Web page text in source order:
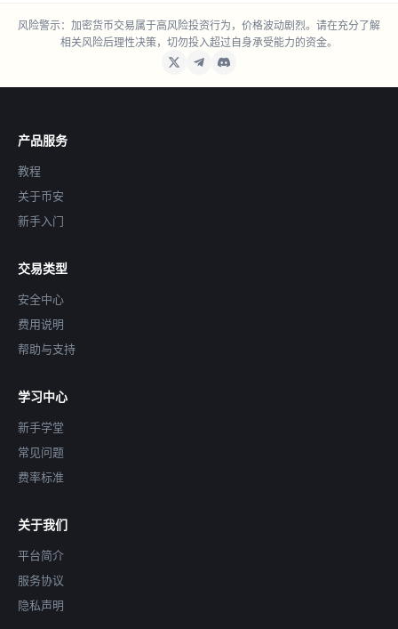
风险警示：加密货币交易属于高风险投资行为，价格波动剧烈。请在充分了解
相关风险后理性决策，切勿投入超过自身承受能力的资金。
产品服务
教程
关于币安
新手入门
交易类型
安全中心
费用说明
帮助与支持
学习中心
新手学堂
常见问题
费率标准
关于我们
平台简介
服务协议
隐私声明